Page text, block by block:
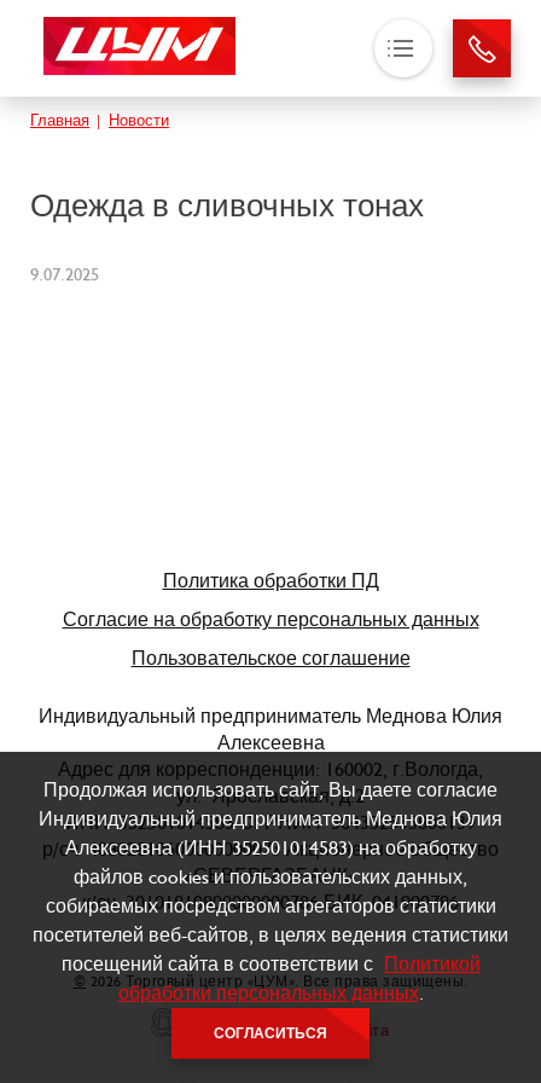
Строка навигации
Главная Новости
Одежда в сливочных тонах
9.07.2025
Политика обработки ПД
Согласие на обработку персональных данных
Пользовательское соглашение
Индивидуальный предприниматель Меднова Юлия
Алексеевна
Адрес для корреспонденции: 160002, г.Вологда,
ул. Ярославская, д.2
ИНН 352501014583 ОГРНИП 304352535800139
р/сч 40802810600000000073 Акционерное общество
«СЕВЕРГАЗБАНК»
к/сч 30101810800000000786 БИК 041909786
© 2026 Торговый центр «ЦУМ». Все права защищены.
Создание сайта
Продолжая использовать сайт, Вы даете согласие
Индивидуальный предприниматель Меднова Юлия
Алексеевна (ИНН 352501014583) на обработку
файлов cookies и пользовательских данных,
собираемых посредством агрегаторов статистики
посетителей веб-сайтов, в целях ведения статистики
посещений сайта в соответствии с Политикой
обработки персональных данных.
СОГЛАСИТЬСЯ